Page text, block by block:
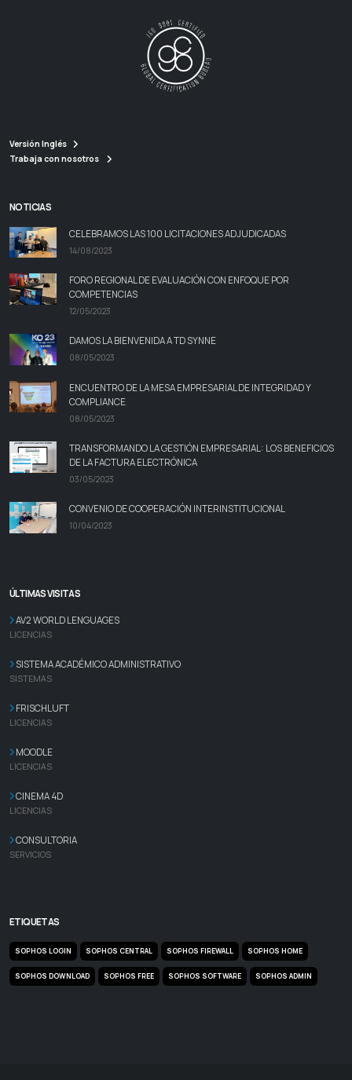
Versión Inglés
Trabaja con nosotros
NOTICIAS
CELEBRAMOS LAS 100 LICITACIONES ADJUDICADAS
14/08/2023
FORO REGIONAL DE EVALUACIÓN CON ENFOQUE POR
COMPETENCIAS
12/05/2023
DAMOS LA BIENVENIDA A TD SYNNE
08/05/2023
ENCUENTRO DE LA MESA EMPRESARIAL DE INTEGRIDAD Y
COMPLIANCE
08/05/2023
TRANSFORMANDO LA GESTIÓN EMPRESARIAL: LOS BENEFICIOS
DE LA FACTURA ELECTRÓNICA
03/05/2023
CONVENIO DE COOPERACIÓN INTERINSTITUCIONAL
10/04/2023
ÚLTIMAS VISITAS
AV2 WORLD LENGUAGES
LICENCIAS
SISTEMA ACADÉMICO ADMINISTRATIVO
SISTEMAS
FRISCHLUFT
LICENCIAS
MOODLE
LICENCIAS
CINEMA 4D
LICENCIAS
CONSULTORIA
SERVICIOS
ETIQUETAS
SOPHOS LOGIN SOPHOS CENTRAL SOPHOS FIREWALL SOPHOS HOME
SOPHOS DOWNLOAD SOPHOS FREE SOPHOS SOFTWARE SOPHOS ADMIN